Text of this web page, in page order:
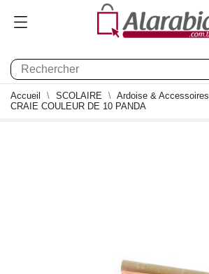
Accueil SCOLAIRE Ardoise & Accessoires
CRAIE COULEUR DE 10 PANDA